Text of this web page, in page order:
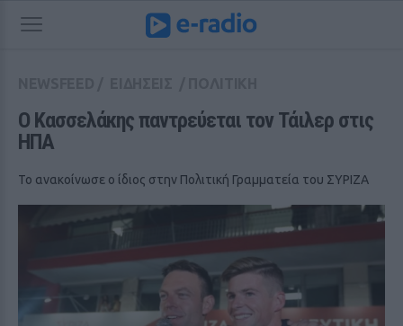
Ο Κασσελάκης παντρεύεται τον Τάιλερ στις
ΗΠΑ
Το ανακοίνωσε ο ίδιος στην Πολιτική Γραμματεία του ΣΥΡΙΖΑ